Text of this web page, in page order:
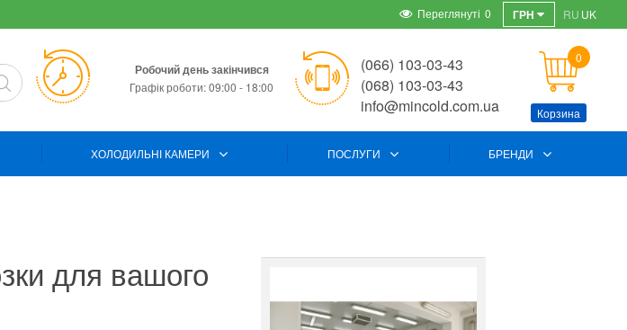
ГРН RU UK
Переглянуті 0
Робочий день закінчився
Графік роботи: 09:00 - 18:00
(066) 103-03-43
(068) 103-03-43
info@mincold.com.ua
0
Корзина
ХОЛОДИЛЬНІ КАМЕРИ ПОСЛУГИ БРЕНДИ
для вашого